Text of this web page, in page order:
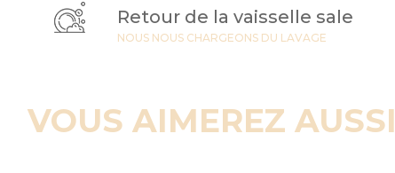
Retour de la vaisselle sale
NOUS NOUS CHARGEONS DU LAVAGE
VOUS AIMEREZ AUSSI